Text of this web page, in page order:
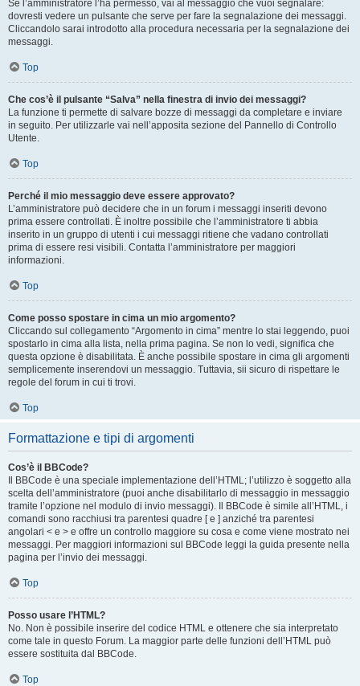
Se l’amministratore l’ha permesso, vai al messaggio che vuoi segnalare:
dovresti vedere un pulsante che serve per fare la segnalazione dei messaggi.
Cliccandolo sarai introdotto alla procedura necessaria per la segnalazione dei
messaggi.
Top
Che cos’è il pulsante “Salva” nella finestra di invio dei messaggi?
La funzione ti permette di salvare bozze di messaggi da completare e inviare
in seguito. Per utilizzarle vai nell’apposita sezione del Pannello di Controllo
Utente.
Top
Perché il mio messaggio deve essere approvato?
L’amministratore può decidere che in un forum i messaggi inseriti devono
prima essere controllati. È inoltre possibile che l’amministratore ti abbia
inserito in un gruppo di utenti i cui messaggi ritiene che vadano controllati
prima di essere resi visibili. Contatta l’amministratore per maggiori
informazioni.
Top
Come posso spostare in cima un mio argomento?
Cliccando sul collegamento “Argomento in cima” mentre lo stai leggendo, puoi
spostarlo in cima alla lista, nella prima pagina. Se non lo vedi, significa che
questa opzione è disabilitata. È anche possibile spostare in cima gli argomenti
semplicemente inserendovi un messaggio. Tuttavia, sii sicuro di rispettare le
regole del forum in cui ti trovi.
Top
Formattazione e tipi di argomenti
Cos’è il BBCode?
Il BBCode è una speciale implementazione dell’HTML; l’utilizzo è soggetto alla
scelta dell’amministratore (puoi anche disabilitarlo di messaggio in messaggio
tramite l’opzione nel modulo di invio messaggi). Il BBCode è simile all’HTML, i
comandi sono racchiusi tra parentesi quadre [ e ] anziché tra parentesi
angolari < e > e offre un controllo maggiore su cosa e come viene mostrato nei
messaggi. Per maggiori informazioni sul BBCode leggi la guida presente nella
pagina per l’invio dei messaggi.
Top
Posso usare l’HTML?
No. Non è possibile inserire del codice HTML e ottenere che sia interpretato
come tale in questo Forum. La maggior parte delle funzioni dell’HTML può
essere sostituita dal BBCode.
Top